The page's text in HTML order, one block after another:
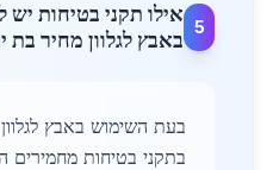
5
אילו תקני בטיחות
באבץ לגלוון מחיר בת
בעת השימוש באבץ
בתקני בטיחות מחמירים